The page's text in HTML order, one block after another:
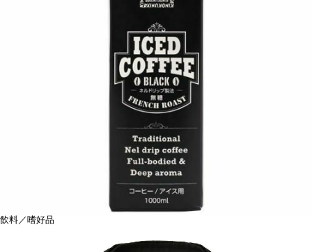
飲料／嗜好品